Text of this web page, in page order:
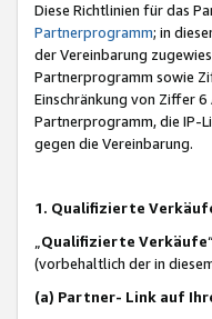
Diese Richtlinien für das
Partnerprogramm; in
der Vereinbarung
Partnerprogramm sowie
Einschränkung von Ziffer
Partnerprogramm, die IP-
gegen die Vereinbarung.
1. Qualifizierte
Qualifizierte Verkäufe
(vorbehaltlich der in
(a) Partner- Link auf